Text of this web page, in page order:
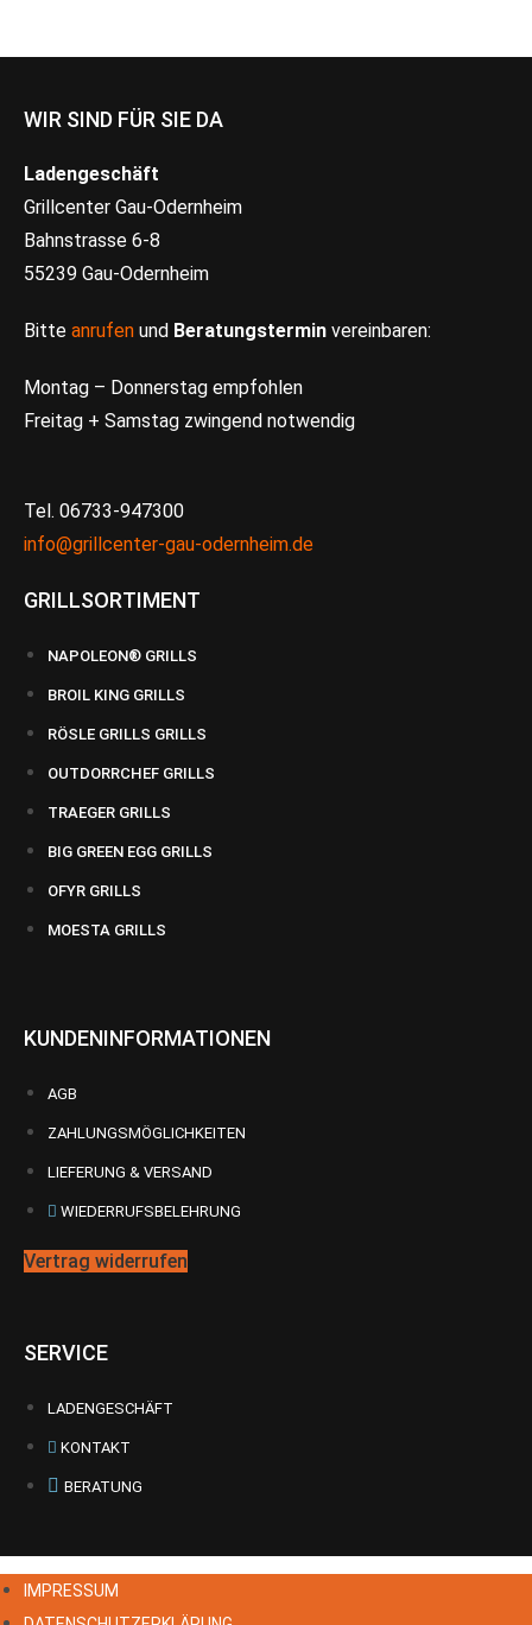
WIR SIND FÜR SIE DA
Ladengeschäft
Grillcenter Gau-Odernheim
Bahnstrasse 6-8
55239 Gau-Odernheim
Bitte anrufen und Beratungstermin vereinbaren:
Montag – Donnerstag empfohlen
Freitag + Samstag zwingend notwendig
Tel. 06733-947300
info@grillcenter-gau-odernheim.de
GRILLSORTIMENT
NAPOLEON® GRILLS
BROIL KING GRILLS
RÖSLE GRILLS GRILLS
OUTDORRCHEF GRILLS
TRAEGER GRILLS
BIG GREEN EGG GRILLS
OFYR GRILLS
MOESTA GRILLS
KUNDENINFORMATIONEN
AGB
ZAHLUNGSMÖGLICHKEITEN
LIEFERUNG & VERSAND
WIEDERRUFSBELEHRUNG
Vertrag widerrufen
SERVICE
LADENGESCHÄFT
KONTAKT
BERATUNG
IMPRESSUM